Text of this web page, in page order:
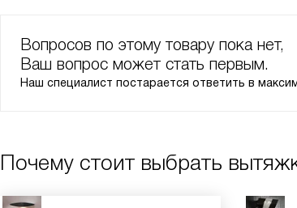
Вопросов по этому товару пока нет,
Ваш вопрос может стать первым.
Наш специалист постарается ответить в
Почему стоит выбрать